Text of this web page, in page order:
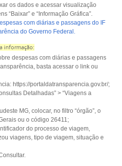
os dados e acessar visualização
“Baixar” e “Informação Gráfica”.
com diárias e passagens do IF
do Governo Federal
informação:
despesas com diárias e passagens
basta acessar o link ou
https://portaldatransparencia.gov.br/;
Detalhadas” > “Viagens a
MG, colocar, no filtro “órgão”, o
ou o código 26411;
do processo de viagem,
viagens, tipo de viagem, situação e